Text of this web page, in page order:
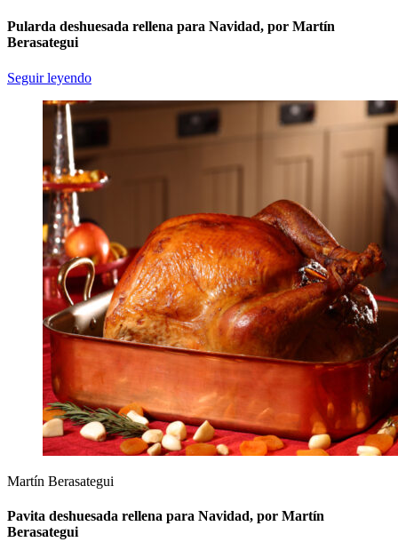
Pularda deshuesada rellena para Navidad, por Martín
Berasategui
Seguir leyendo
Martín Berasategui
Pavita deshuesada rellena para Navidad, por Martín
Berasategui